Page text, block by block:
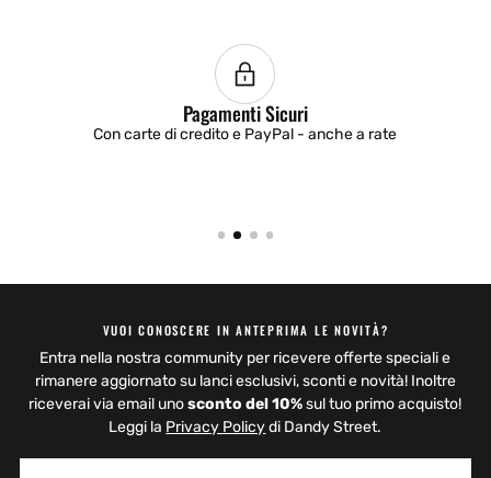
Pagamenti Sicuri
Con carte di credito e PayPal - anche a rate
VUOI CONOSCERE IN ANTEPRIMA LE NOVITÀ?
Entra nella nostra community per ricevere offerte speciali e
rimanere aggiornato su lanci esclusivi, sconti e novità! Inoltre
riceverai via email unosconto del 10%sul tuo primo acquisto!
Leggi la Privacy Policydi Dandy Street.